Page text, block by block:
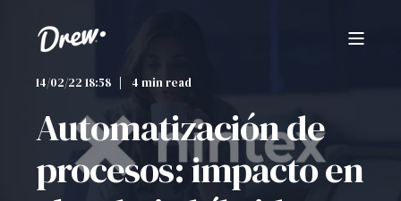
14/02/22 18:58 4 min read
Automatización de
procesos: impacto en